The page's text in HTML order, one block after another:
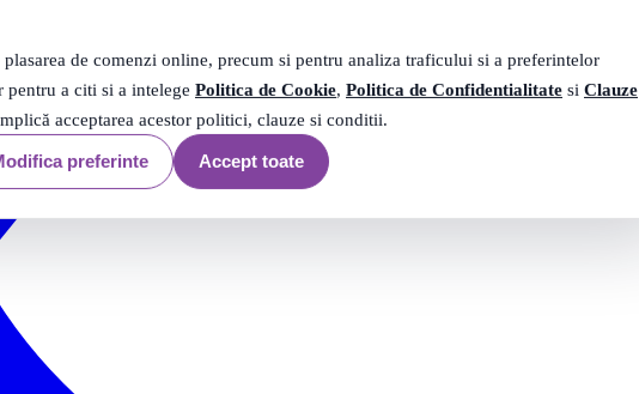
de comenzi online, precum si pentru analiza traficului si a preferintelor
a citi si a intelege Politica de Cookie, Politica de Confidentialitate si Clauze
acceptarea acestor politici, clauze si conditii.
preferinte Accept toate